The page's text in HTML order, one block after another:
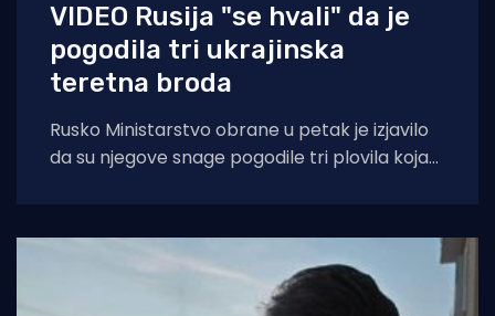
VIDEO Rusija "se hvali" da je
pogodila tri ukrajinska
teretna broda
Rusko Ministarstvo obrane u petak je izjavilo
da su njegove snage pogodile tri plovila koja